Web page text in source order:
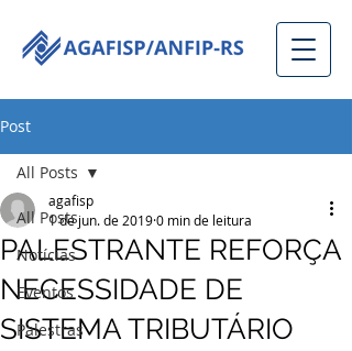
Post
All Posts
Notícias
Eventos
Palestras
All Posts
PALESTRANTE REFORÇA
NECESSIDADE DE
SISTEMA TRIBUTÁRIO
agafisp
1 de jun. de 20190 min de leitura